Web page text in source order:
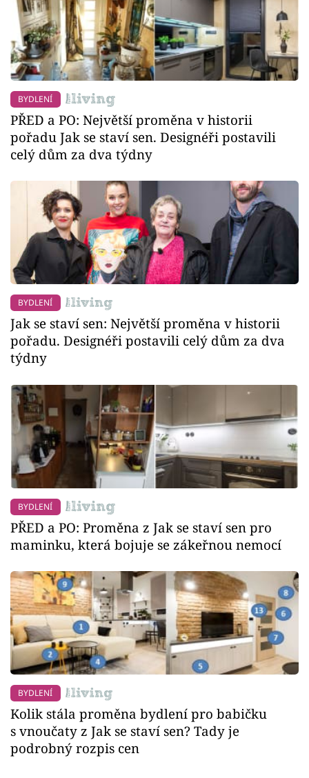
BYDLENÍ
PŘED a PO: Největší proměna v historii
pořadu Jak se staví sen. Designéři postavili
celý dům za dva týdny
BYDLENÍ
Jak se staví sen: Největší proměna v historii
pořadu. Designéři postavili celý dům za dva
týdny
BYDLENÍ
PŘED a PO: Proměna z Jak se staví sen pro
maminku, která bojuje se zákeřnou nemocí
BYDLENÍ
Kolik stála proměna bydlení pro babičku
s vnoučaty z Jak se staví sen? Tady je
podrobný rozpis cen